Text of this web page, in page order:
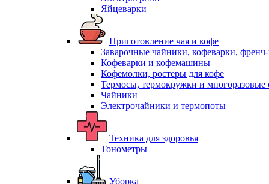
Яйцеварки
Приготовление чая и кофе
Заварочные чайники, кофеварки,
Кофеварки и кофемашины
Кофемолки, ростеры для кофе
Термосы, термокружки и многоразовые
Чайники
Электрочайники и термопоты
Техника для здоровья
Тонометры
Уборка